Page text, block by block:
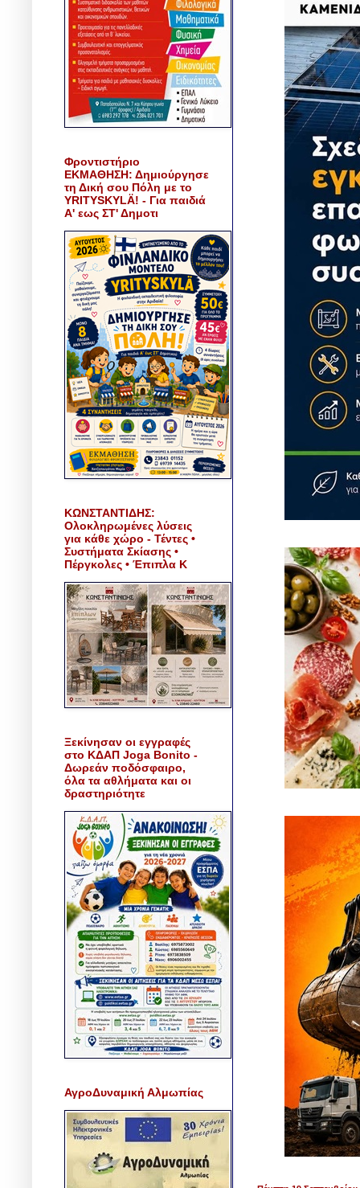
Φροντιστήριο
ΕΚΜΑΘΗΣΗ: Δημιούργησε
τη Δική σου Πόλη με το
YRITYSKYLÄ! - Για παιδιά
Α' εως ΣΤ' Δημοτι
ΚΩΝΣΤΑΝΤΙΔΗΣ:
Ολοκληρωμένες λύσεις
για κάθε χώρο - Τέντες •
Συστήματα Σκίασης •
Πέργκολες • Έπιπλα Κ
Ξεκίνησαν οι εγγραφές
στο ΚΔΑΠ Joga Bonito -
Δωρεάν ποδόσφαιρο,
όλα τα αθλήματα και οι
δραστηριότητε
ΑγροΔυναμική Αλμωπίας